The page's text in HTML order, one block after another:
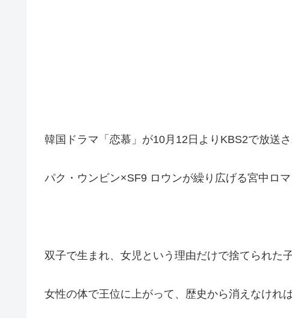
韓国ドラマ「恋慕」が10月12日よりKBS2で放送さ
パク・ウンビン×SF9 ロウンが繰り広げる宮中ロマ
双子で生まれ、女児という理由だけで捨てられた
女性の体で王位に上がって、歴史から消えなけれ